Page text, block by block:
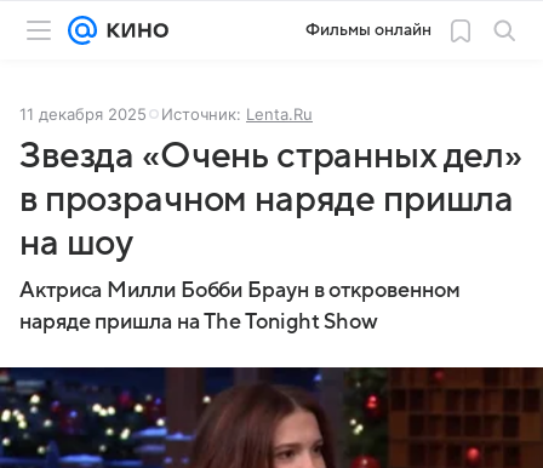
Фильмы онлайн
11 декабря 2025 Источник: Lenta.Ru
Звезда «Очень странных дел»
в прозрачном наряде пришла
на шоу
Актриса Милли Бобби Браун в откровенном
наряде пришла на The Tonight Show